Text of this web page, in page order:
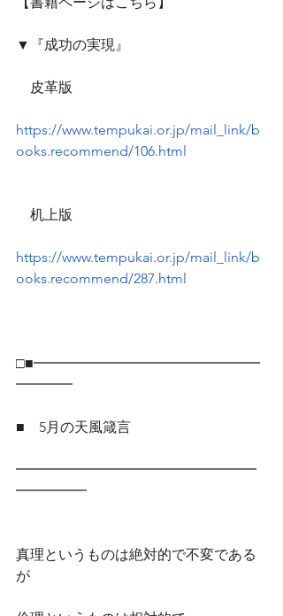
▼『成功の実現』
皮革版
https://www.tempukai.or.jp/mail_link/b
ooks.recommend/106.html
机上版
https://www.tempukai.or.jp/mail_link/b
ooks.recommend/287.html
□■━━━━━━━━━━━━━━━━
━━━━
■　5月の天風箴言
━━━━━━━━━━━━━━━━━
━━━━━
真理というものは絶対的で不変である
が